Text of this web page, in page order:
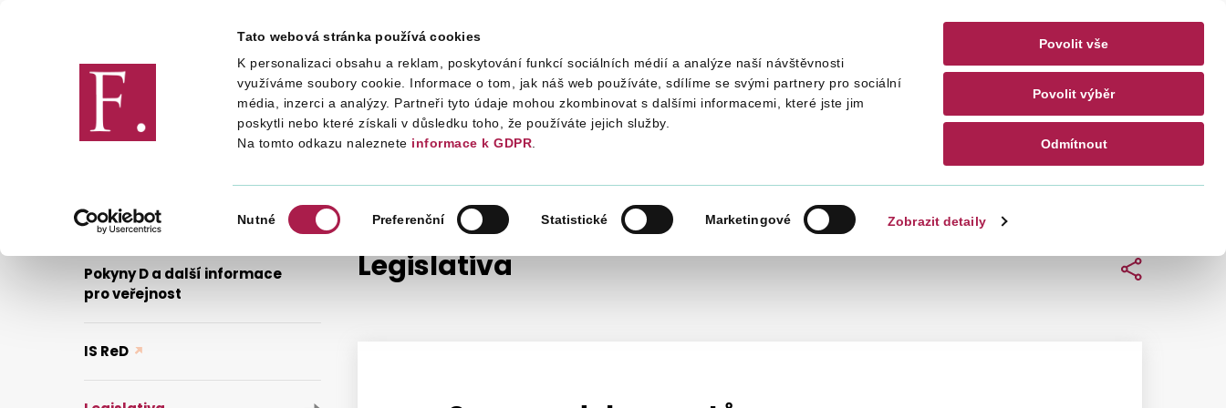
Tato webová stránka používá cookies
K personalizaci obsahu a reklam, poskytování funkcí sociálních médií a analýze naší návštěvnosti
využíváme soubory cookie. Informace o tom, jak náš web používáte, sdílíme se svými partnery pro sociální
média, inzerci a analýzy. Partneři tyto údaje mohou zkombinovat s dalšími informacemi, které jste jim
poskytli nebo které získali v důsledku toho, že používáte jejich služby.
Na tomto odkazu naleznete informace k GDPR.
souhlasu
Nutné Preferenční Statistické Marketingové Zobrazit detaily
Povolit vše
Povolit výběr
Odmítnout
Finanční správa Daně Mezinárodní spolupráce Kontakty CZ EN
Legislativa Sdílet
Pokyny D a další informace
pro veřejnost
IS ReD